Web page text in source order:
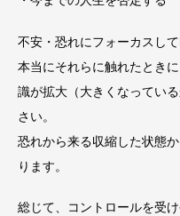
不安・恐れにフォーカスし
本当にそれらに触れたとき
識が拡大（大きくなってい
さい。
恐れから来る収縮した状態
ります。
総じて、コントロールを受